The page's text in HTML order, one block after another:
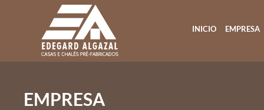
INICIO EMPRESA
EMPRESA